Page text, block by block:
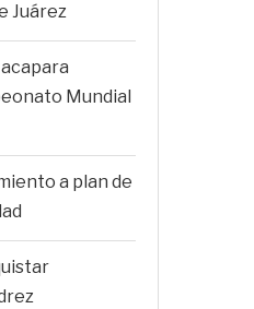
Juárez
Mundial
a plan de